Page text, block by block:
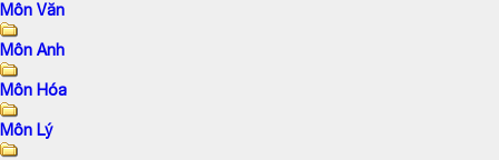
Môn Văn
Môn Anh
Môn Hóa
Môn Lý